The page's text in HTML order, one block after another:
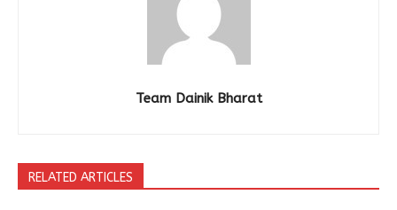
Team Dainik Bharat
RELATED ARTICLES